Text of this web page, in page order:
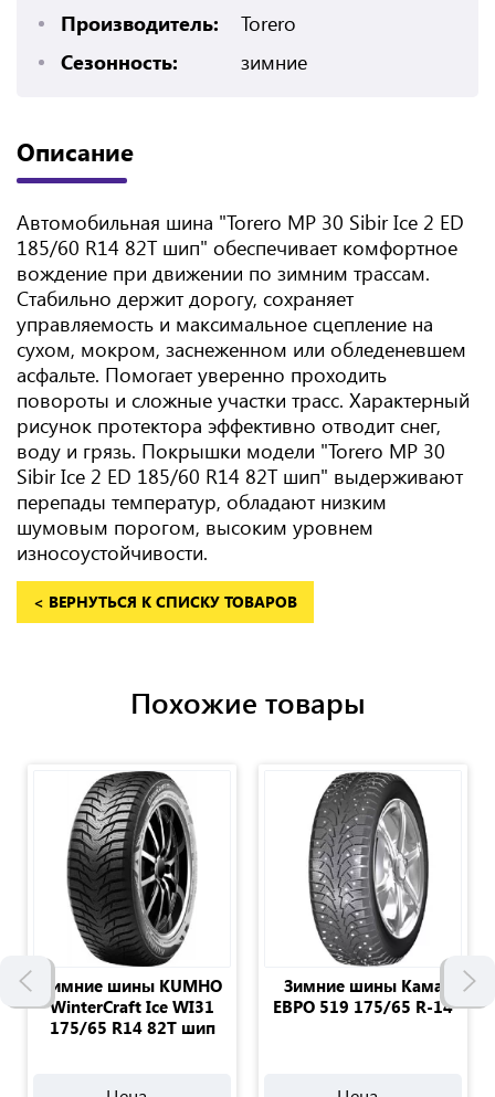
Производитель:
Torero
Сезонность:
зимние
Описание
Автомобильная шина "Torero MP 30 Sibir Ice 2 ED
185/60 R14 82T шип" обеспечивает комфортное
вождение при движении по зимним трассам.
Стабильно держит дорогу, сохраняет
управляемость и максимальное сцепление на
сухом, мокром, заснеженном или обледеневшем
асфальте. Помогает уверенно проходить
повороты и сложные участки трасс. Характерный
рисунок протектора эффективно отводит снег,
воду и грязь. Покрышки модели "Torero MP 30
Sibir Ice 2 ED 185/60 R14 82T шип" выдерживают
перепады температур, обладают низким
шумовым порогом, высоким уровнем
износоустойчивости.
< ВЕРНУТЬСЯ К СПИСКУ ТОВАРОВ
Похожие товары
Зимние шины KUMHO
WinterCraft Ice WI31
175/65 R14 82T шип
Зимние шины Кама
ЕВРО 519 175/65 R-14